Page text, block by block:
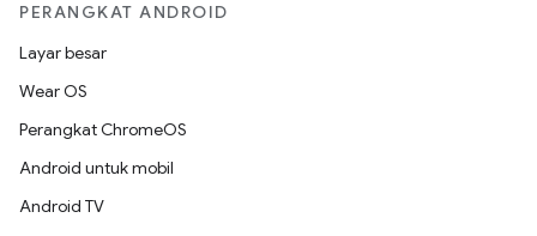
PERANGKAT ANDROID
Layar besar
Wear OS
Perangkat ChromeOS
Android untuk mobil
Android TV